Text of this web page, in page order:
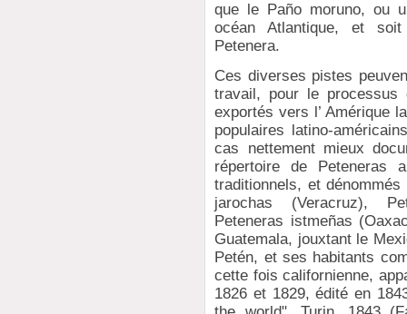
que le Paño moruno, ou
océan Atlantique, et
Petenera.
Ces diverses pistes
travail, pour le processus
exportés vers l’ Amérique
populaires latino-
cas nettement mieux
répertoire de Peteneras
traditionnels, et
jarochas (Veracruz),
Peteneras istmeñas
Guatemala, jouxtant le
Petén, et ses habitants
cette fois californienne,
1826 et 1829, édité en